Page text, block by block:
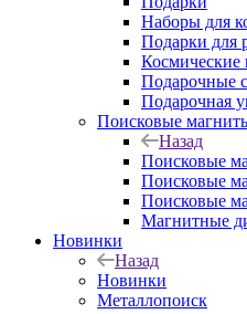
Наборы для
Подарки для
Космические
Подарочные
Подарочная
Поисковые
Назад
Поисковые
Поисковые
Поисковые
Магнитные
Новинки
Назад
Новинки
Металлопоиск